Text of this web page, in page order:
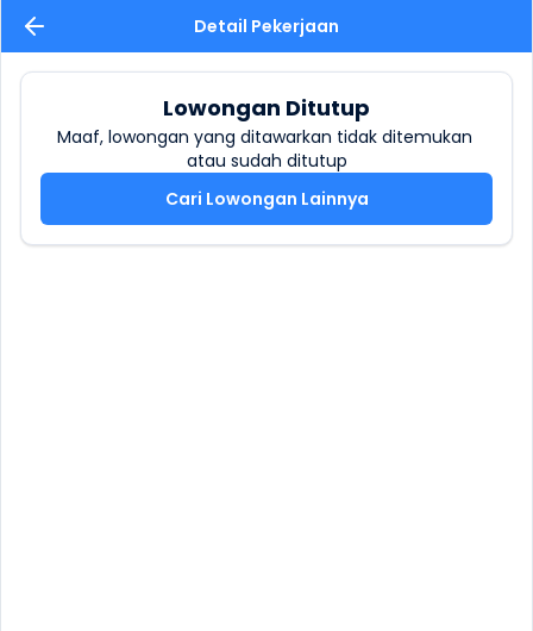
Detail Pekerjaan
Lowongan Ditutup
Maaf, lowongan yang ditawarkan tidak ditemukan
atau sudah ditutup
Cari Lowongan Lainnya